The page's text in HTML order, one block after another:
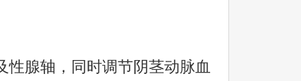
腺轴，同时调节阴茎动脉血